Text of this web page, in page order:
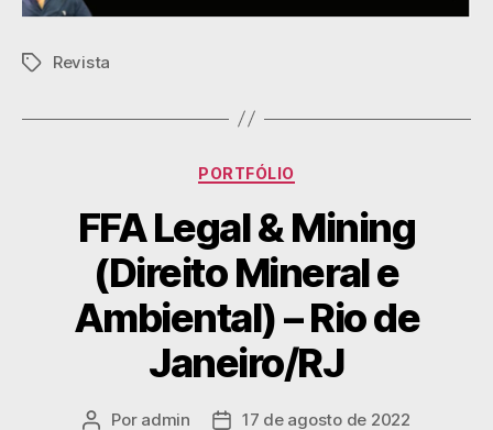
Revista
PORTFÓLIO
FFA Legal & Mining
(Direito Mineral e
Ambiental) – Rio de
Janeiro/RJ
Por admin
17 de agosto de 2022